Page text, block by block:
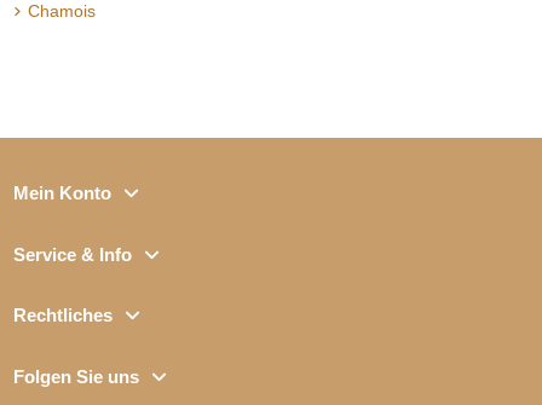
Chamois
Mein Konto
Service & Info
Rechtliches
Folgen Sie uns